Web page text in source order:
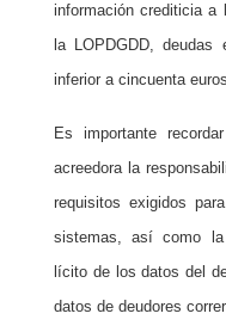
información crediticia
la LOPDGDD,
inferior a cincuenta
Es importante
acreedora la
requisitos exigidos
sistemas, así como la
lícito de los datos del
datos de deudores